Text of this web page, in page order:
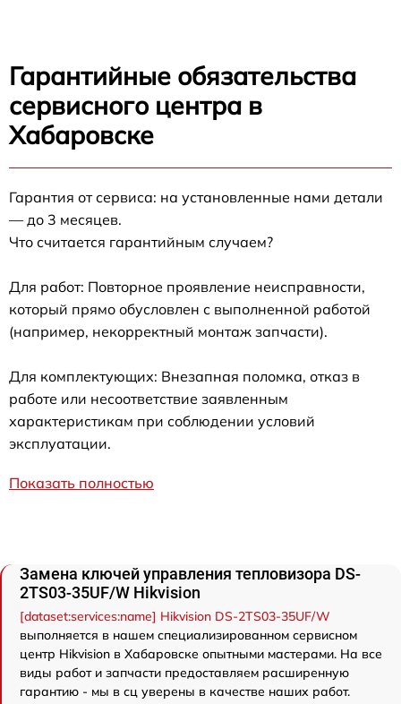
Гарантийные обязательства
сервисного центра в
Хабаровске
Гарантия от сервиса: на установленные нами детали
— до 3 месяцев.
Что считается гарантийным случаем?
Для работ: Повторное проявление неисправности,
который прямо обусловлен с выполненной работой
(например, некорректный монтаж запчасти).
Для комплектующих: Внезапная поломка, отказ в
работе или несоответствие заявленным
характеристикам при соблюдении условий
эксплуатации.
Показать полностью
Замена ключей управления тепловизора DS-
2TS03-35UF/W Hikvision
[dataset:services:name] Hikvision DS-2TS03-35UF/W
выполняется в нашем специализированном сервисном
центр Hikvision в Хабаровске опытными мастерами. На все
виды работ и запчасти предоставляем расширенную
гарантию - мы в сц уверены в качестве наших работ.